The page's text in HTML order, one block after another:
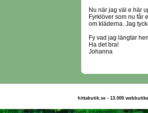
Nu när jag väl e här
Fyrklöver som nu får
om kläderna. Jag
Fy vad jag längtar
Ha det bra!
Johanna
hittabutik.se - 13.000
(c) 2011, nogg.se & Johanna Nilsson